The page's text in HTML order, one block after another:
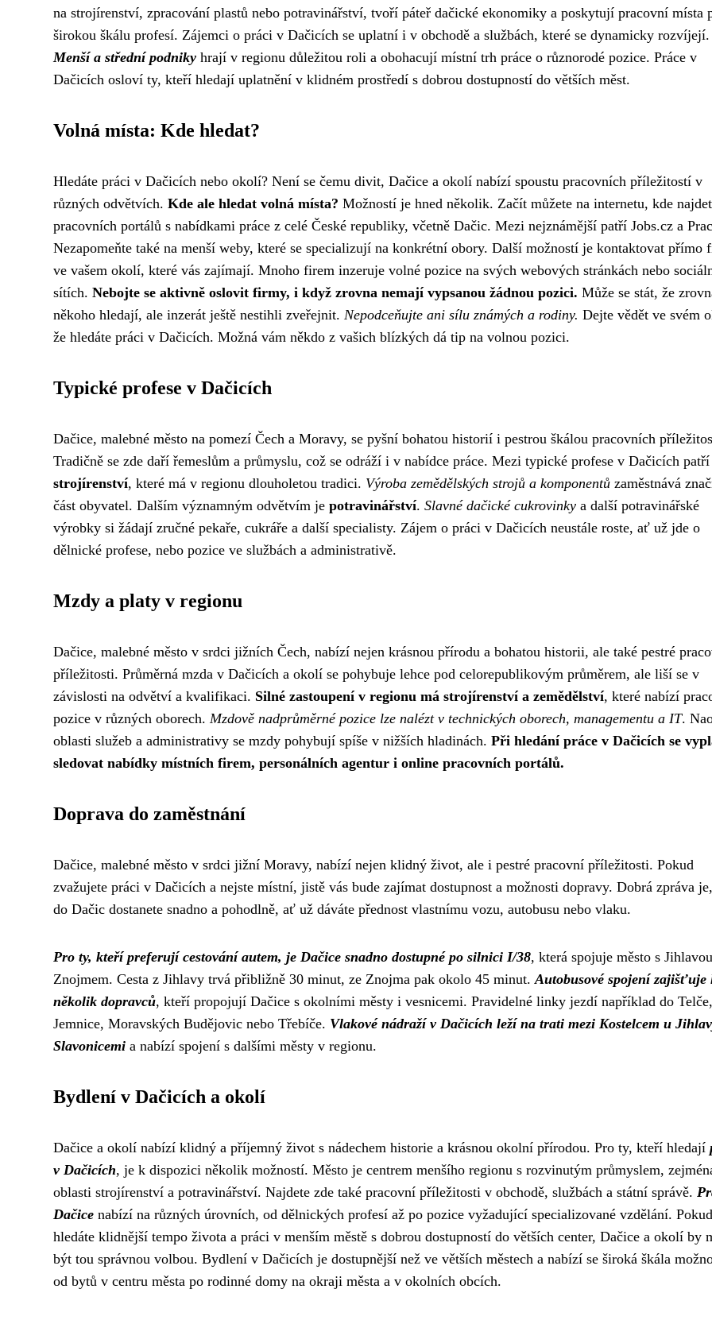
na strojírenství, zpracování plastů nebo potravinářství, tvoří páteř dačické ekonomiky a poskytují pracovní místa
širokou škálu profesí. Zájemci o práci v Dačicích se uplatní i v obchodě a službách, které se dynamicky rozvíjejí.
Menší a střední podniky hrají v regionu důležitou roli a obohacují místní trh práce o různorodé pozice. Práce v
Dačicích osloví ty, kteří hledají uplatnění v klidném prostředí s dobrou dostupností do větších měst.
Volná místa: Kde hledat?
Hledáte práci v Dačicích nebo okolí? Není se čemu divit, Dačice a okolí nabízí spoustu pracovních příležitostí v
různých odvětvích. Kde ale hledat volná místa? Možností je hned několik. Začít můžete na internetu, kde
pracovních portálů s nabídkami práce z celé České republiky, včetně Dačic. Mezi nejznámější patří Jobs.cz a
Nezapomeňte také na menší weby, které se specializují na konkrétní obory. Další možností je kontaktovat přímo
ve vašem okolí, které vás zajímají. Mnoho firem inzeruje volné pozice na svých webových stránkách nebo
sítích. Nebojte se aktivně oslovit firmy, i když zrovna nemají vypsanou žádnou pozici. Může se stát, že
někoho hledají, ale inzerát ještě nestihli zveřejnit. Nepodceňujte ani sílu známých a rodiny. Dejte vědět ve svém
že hledáte práci v Dačicích. Možná vám někdo z vašich blízkých dá tip na volnou pozici.
Typické profese v Dačicích
Dačice, malebné město na pomezí Čech a Moravy, se pyšní bohatou historií i pestrou škálou pracovních
Tradičně se zde daří řemeslům a průmyslu, což se odráží i v nabídce práce. Mezi typické profese v Dačicích patří
strojírenství, které má v regionu dlouholetou tradici. Výroba zemědělských strojů a komponentů zaměstnává
část obyvatel. Dalším významným odvětvím je potravinářství. Slavné dačické cukrovinky a další potravinářské
výrobky si žádají zručné pekaře, cukráře a další specialisty. Zájem o práci v Dačicích neustále roste, ať už jde o
dělnické profese, nebo pozice ve službách a administrativě.
Mzdy a platy v regionu
Dačice, malebné město v srdci jižních Čech, nabízí nejen krásnou přírodu a bohatou historii, ale také pestré
příležitosti. Průměrná mzda v Dačicích a okolí se pohybuje lehce pod celorepublikovým průměrem, ale liší se v
závislosti na odvětví a kvalifikaci. Silné zastoupení v regionu má strojírenství a zemědělství, které nabízí
pozice v různých oborech. Mzdově nadprůměrné pozice lze nalézt v technických oborech, managementu a IT.
oblasti služeb a administrativy se mzdy pohybují spíše v nižších hladinách. Při hledání práce v Dačicích se
sledovat nabídky místních firem, personálních agentur i online pracovních portálů.
Doprava do zaměstnání
Dačice, malebné město v srdci jižní Moravy, nabízí nejen klidný život, ale i pestré pracovní příležitosti. Pokud
zvažujete práci v Dačicích a nejste místní, jistě vás bude zajímat dostupnost a možnosti dopravy. Dobrá zpráva
do Dačic dostanete snadno a pohodlně, ať už dáváte přednost vlastnímu vozu, autobusu nebo vlaku.
Pro ty, kteří preferují cestování autem, je Dačice snadno dostupné po silnici I/38, která spojuje město s
Znojmem. Cesta z Jihlavy trvá přibližně 30 minut, ze Znojma pak okolo 45 minut.Autobusové spojení zajišťuje
několik dopravců, kteří propojují Dačice s okolními městy i vesnicemi. Pravidelné linky jezdí například do Telče,
Jemnice, Moravských Budějovic nebo Třebíče. Vlakové nádraží v Dačicích leží na trati mezi Kostelcem u
Slavonicemi a nabízí spojení s dalšími městy v regionu.
Bydlení v Dačicích a okolí
Dačice a okolí nabízí klidný a příjemný život s nádechem historie a krásnou okolní přírodou. Pro ty, kteří hledají
v Dačicích, je k dispozici několik možností. Město je centrem menšího regionu s rozvinutým průmyslem,
oblasti strojírenství a potravinářství. Najdete zde také pracovní příležitosti v obchodě, službách a státní správě.
Dačice nabízí na různých úrovních, od dělnických profesí až po pozice vyžadující specializované vzdělání. Pokud
hledáte klidnější tempo života a práci v menším městě s dobrou dostupností do větších center, Dačice a okolí by
být tou správnou volbou. Bydlení v Dačicích je dostupnější než ve větších městech a nabízí se široká škála
od bytů v centru města po rodinné domy na okraji města a v okolních obcích.